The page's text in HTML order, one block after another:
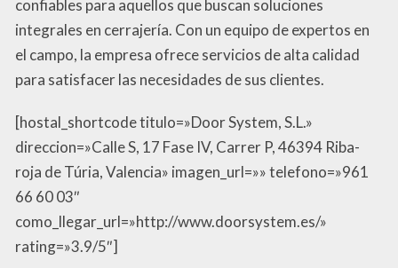
confiables para aquellos que buscan soluciones
integrales en cerrajería. Con un equipo de expertos en
el campo, la empresa ofrece servicios de alta calidad
para satisfacer las necesidades de sus clientes.
[hostal_shortcode titulo=»Door System, S.L.»
direccion=»Calle S, 17 Fase IV, Carrer P, 46394 Riba-
roja de Túria, Valencia» imagen_url=»» telefono=»961
66 60 03″
como_llegar_url=»http://www.doorsystem.es/»
rating=»3.9/5″]